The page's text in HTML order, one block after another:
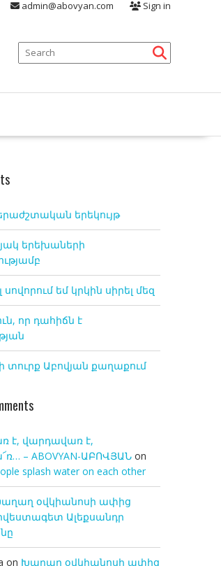
admin@abovyan.com Sign in
երեկույթ
երեխաների
սովորում եմ կրկին սիրել մեզ
որ դահիճն է
տուրք Աբովյան քաղաքում
է, վարդավառ է,
– ABOVYAN-ԱԲՈՎՅԱՆ on
splash water on each other
օվկիանոսի ափից
Ալեքսանդր
on Խաղաղ օվկիանոսի ափից